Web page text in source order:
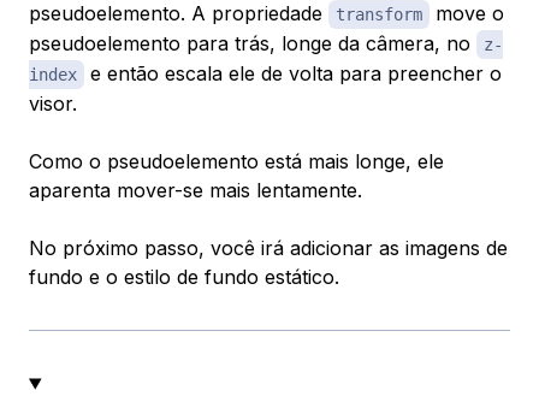
pseudoelemento. A propriedade
transform
move o
pseudoelemento para trás, longe da câmera, no
z-
index
e então escala ele de volta para preencher o
visor.
Como o pseudoelemento está mais longe, ele
aparenta mover-se mais lentamente.
No próximo passo, você irá adicionar as imagens de
fundo e o estilo de fundo estático.